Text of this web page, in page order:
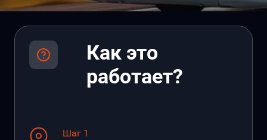
Как это
работает?
Шаг 1